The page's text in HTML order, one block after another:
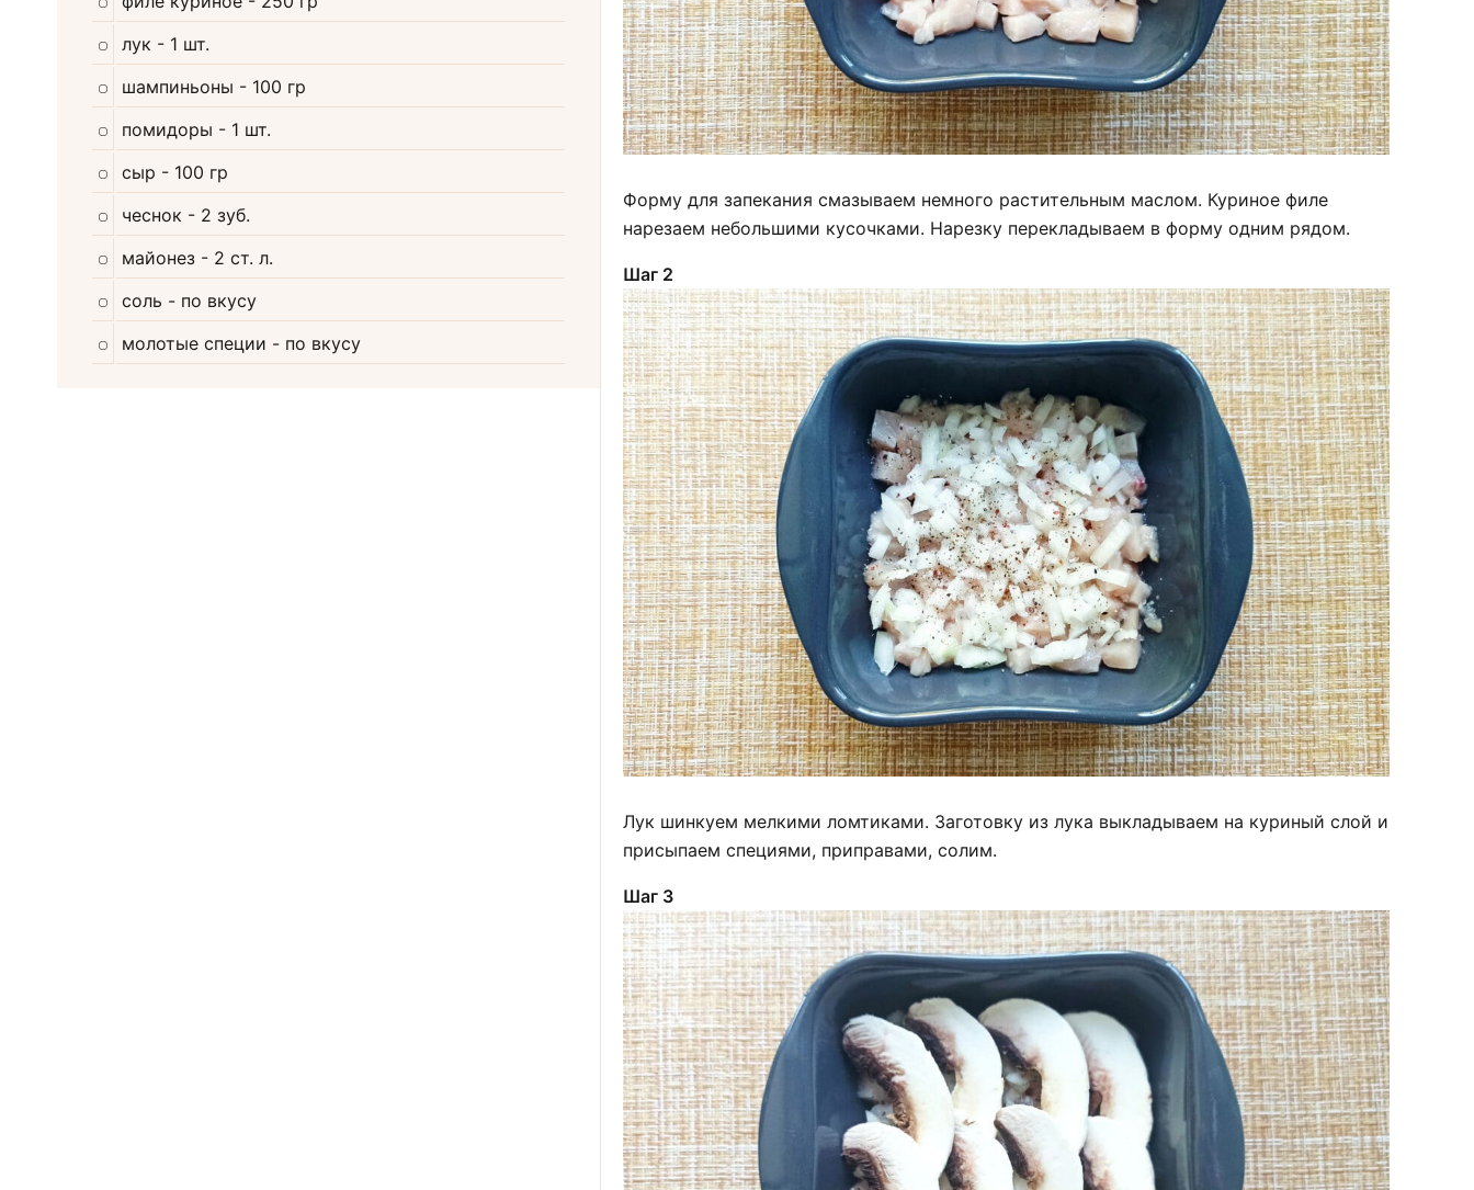
лук - 1 шт.
шампиньоны - 100 гр
помидоры - 1 шт.
сыр - 100 гр
чеснок - 2 зуб.
майонез - 2 ст. л.
соль - по вкусу
молотые специи - по вкусу
Форму для запекания смазываем немного растительным маслом. Куриное филе
нарезаем небольшими кусочками. Нарезку перекладываем в форму одним рядом.
Шаг 2
Лук шинкуем мелкими ломтиками. Заготовку из лука выкладываем на куриный слой и
присыпаем специями, приправами, солим.
Шаг 3